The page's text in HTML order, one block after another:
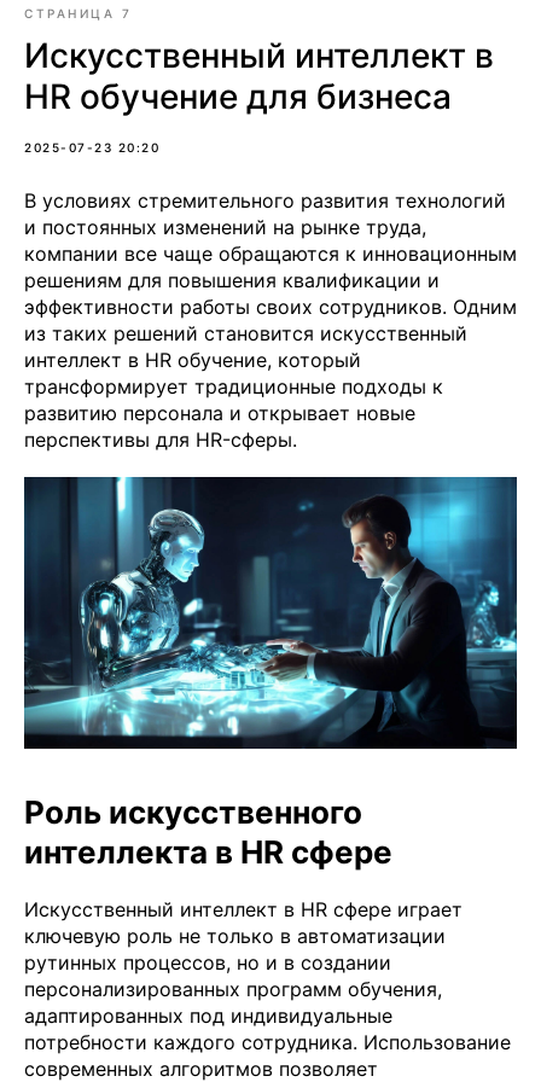
СТРАНИЦА 7
Искусственный интеллект в
HR обучение для бизнеса
2025-07-23 20:20
В условиях стремительного развития технологий
и постоянных изменений на рынке труда,
компании все чаще обращаются к инновационным
решениям для повышения квалификации и
эффективности работы своих сотрудников. Одним
из таких решений становится искусственный
интеллект в HR обучение, который
трансформирует традиционные подходы к
развитию персонала и открывает новые
перспективы для HR-сферы.
Роль искусственного
интеллекта в HR сфере
Искусственный интеллект в HR сфере играет
ключевую роль не только в автоматизации
рутинных процессов, но и в создании
персонализированных программ обучения,
адаптированных под индивидуальные
потребности каждого сотрудника. Использование
современных алгоритмов позволяет